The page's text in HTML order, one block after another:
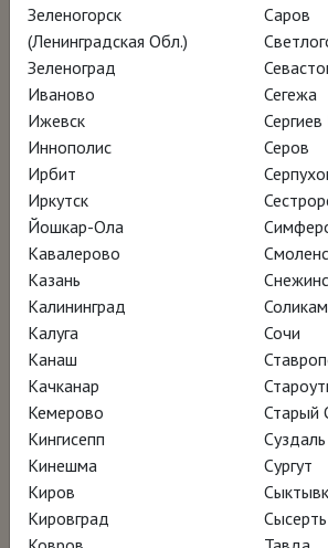
Съёмки проходили на
Иеронима Босха в Прадо и в
«закулисье»: в фильме вы
уникальные кадры
земных наслаждений» и даже
осуществлялось
исследование триптиха.
реставраторы рассказывают
эпохи и об уникальности
истории искусства. Спикеры,
писатели Орхан Памук и
оперная дива
Рене
композитор Людовико
неожиданные параллели с
произведениями и даже
и рассказывают о том, какое
Зеленогорск
(Ленинградская Обл.)
Зеленоград
Иваново
Ижевск
Иннополис
Ирбит
Иркутск
Йошкар-Ола
Кавалерово
Казань
Калининград
Калуга
Канаш
Качканар
Кемерово
Кингисепп
Кинешма
Киров
Кировград
Саров
Сегежа
Серов
Сочи
Старый
Суздаль
Сургут
Сысерть